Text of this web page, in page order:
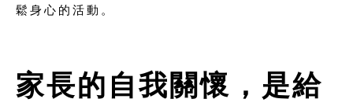
鬆身心的活動。
家長的自我關懷，是給